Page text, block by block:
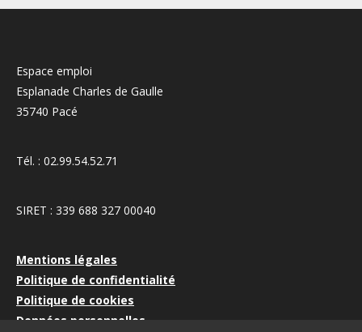
Espace emploi
Esplanade Charles de Gaulle
35740 Pacé
Tél. : 02.99.54.52.71
SIRET : 339 688 327 00040
Mentions légales
Politique de confidentialité
Politique de cookies
Données personnelles